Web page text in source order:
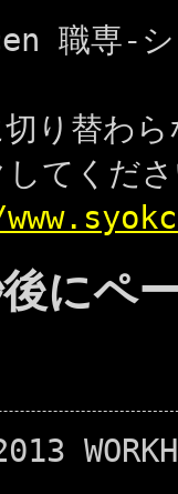
職専-
り替わ
してくだ
にペ